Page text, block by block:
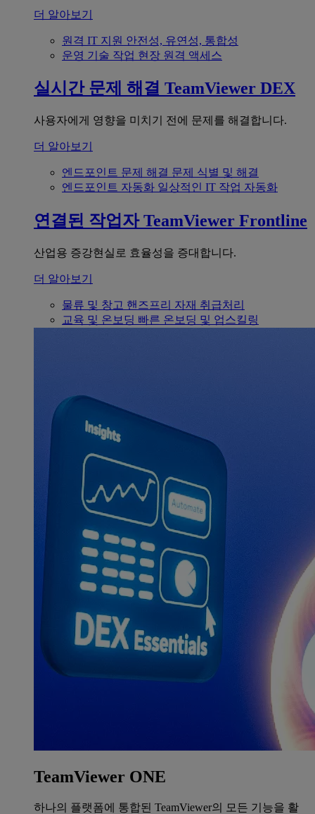
더 알아보기
원격 IT 지원 안전성, 유연성, 통합성
운영 기술 작업 현장 원격 액세스
실시간 문제 해결 TeamViewer DEX
사용자에게 영향을 미치기 전에 문제를 해결합니다.
더 알아보기
엔드포인트 문제 해결 문제 식별 및 해결
엔드포인트 자동화 일상적인 IT 작업 자동화
연결된 작업자 TeamViewer Frontline
산업용 증강현실로 효율성을 증대합니다.
더 알아보기
물류 및 창고 핸즈프리 자재 취급처리
교육 및 온보딩 빠른 온보딩 및 업스킬링
TeamViewer ONE
하나의 플랫폼에 통합된 TeamViewer의 모든 기능을 활